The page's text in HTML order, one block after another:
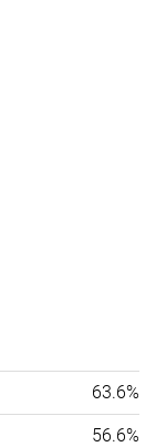
63.6%
56.6%